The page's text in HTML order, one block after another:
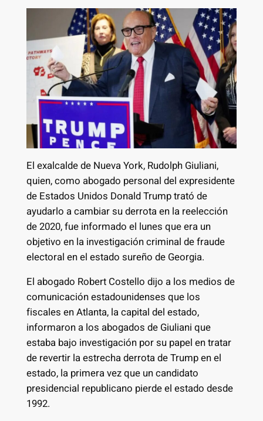
El exalcalde de Nueva York, Rudolph Giuliani,
quien, como abogado personal del expresidente
de Estados Unidos Donald Trump trató de
ayudarlo a cambiar su derrota en la reelección
de 2020, fue informado el lunes que era un
objetivo en la investigación criminal de fraude
electoral en el estado sureño de Georgia.
El abogado Robert Costello dijo a los medios de
comunicación estadounidenses que los
fiscales en Atlanta, la capital del estado,
informaron a los abogados de Giuliani que
estaba bajo investigación por su papel en tratar
de revertir la estrecha derrota de Trump en el
estado, la primera vez que un candidato
presidencial republicano pierde el estado desde
1992.